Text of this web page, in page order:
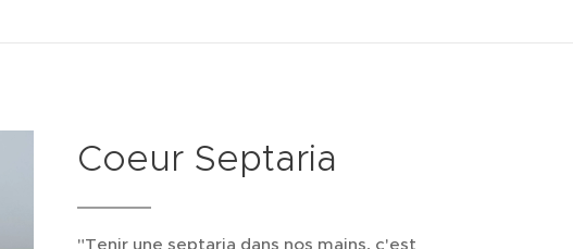
Coeur Septaria
"Tenir une septaria dans nos mains, c'est